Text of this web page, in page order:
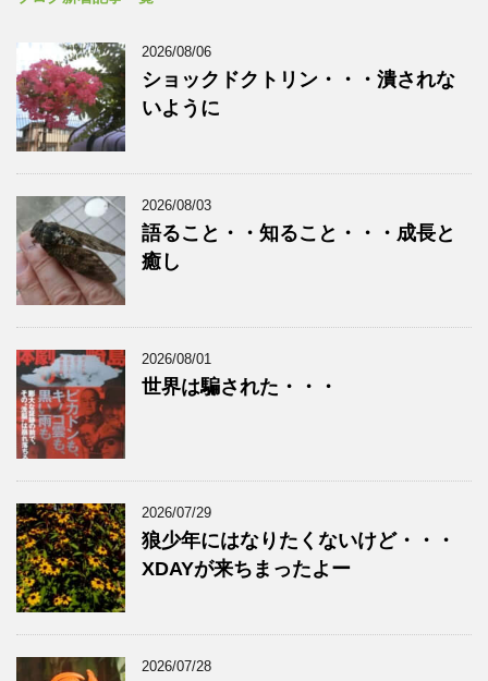
2026/08/06
ショックドクトリン・・・潰されな
いように
2026/08/03
語ること・・知ること・・・成長と
癒し
2026/08/01
世界は騙された・・・
2026/07/29
狼少年にはなりたくないけど・・・
XDAYが来ちまったよー
2026/07/28